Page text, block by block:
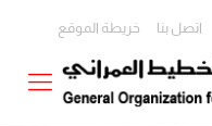
اتصل بنا خريطة الموقع